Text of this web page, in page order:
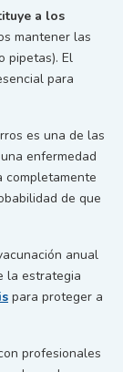
a los
mantener las
pipetas). El
para
es una de las
enfermedad
completamente
de que
anual
la estrategia
para proteger a
profesionales